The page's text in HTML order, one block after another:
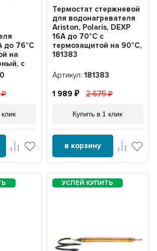
до 76°С
на
с
Термостат стержневой
для водонагревателя
Ariston, Polaris, DEXP
16А до 70°С с
термозащитой на 90°С,
181383
Артикул: 181383
1 989 2 675
Купить в 1 клик
в корзину